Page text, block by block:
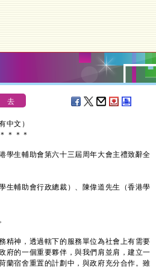
中文）
＊ ＊ ＊ ＊
生輔助會第六十三屆周年大會主禮致辭全
生輔助會行政總裁）、陳偉道先生（香港學
神，透過轄下的服務單位為社會上有需要
府的一個重要夥伴，與我們肩並肩，建立一
蘭宿舍重置的計劃中，與政府充分合作。雖